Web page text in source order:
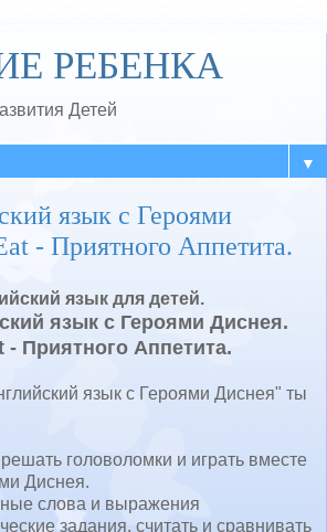
РЕБЕНКА
Детей
▼
язык с Героями
- Приятного Аппетита.
язык для детей.
язык с Героями Диснея.
- Приятного Аппетита.
язык с Героями Диснея" ты
головоломки и играть вместе
Диснея.
слова и выражения
задания, считать и сравнивать